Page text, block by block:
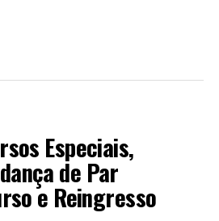
Especiais,
de Par
e Reingresso